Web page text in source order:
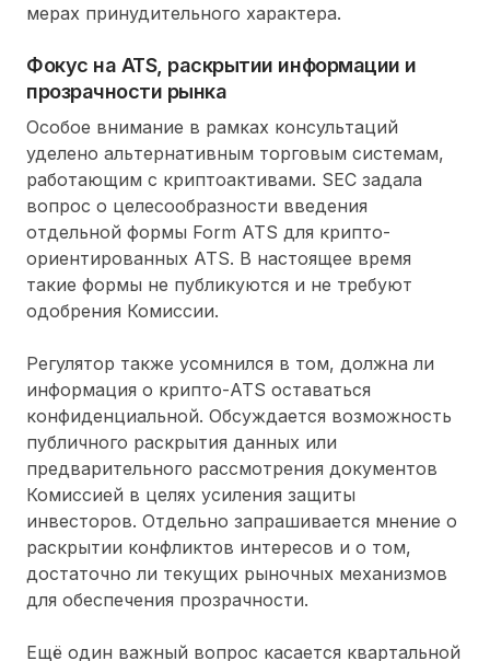
мерах принудительного характера.
Фокус на ATS, раскрытии информации и
прозрачности рынка
Особое внимание в рамках консультаций
уделено альтернативным торговым системам,
работающим с криптоактивами. SEC задала
вопрос о целесообразности введения
отдельной формы Form ATS для крипто-
ориентированных ATS. В настоящее время
такие формы не публикуются и не требуют
одобрения Комиссии.
Регулятор также усомнился в том, должна ли
информация о крипто-ATS оставаться
конфиденциальной. Обсуждается возможность
публичного раскрытия данных или
предварительного рассмотрения документов
Комиссией в целях усиления защиты
инвесторов. Отдельно запрашивается мнение о
раскрытии конфликтов интересов и о том,
достаточно ли текущих рыночных механизмов
для обеспечения прозрачности.
Ещё один важный вопрос касается квартальной